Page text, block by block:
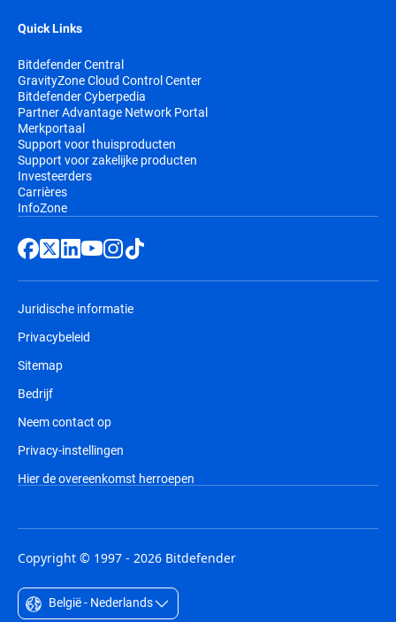
Quick Links
Bitdefender Central
GravityZone Cloud Control Center
Bitdefender Cyberpedia
Partner Advantage Network Portal
Merkportaal
Support voor thuisproducten
Support voor zakelijke producten
Investeerders
Carrières
InfoZone
Juridische informatie
Privacybeleid
Sitemap
Bedrijf
Neem contact op
Privacy-instellingen
Hier de overeenkomst herroepen
Copyright © 1997 - 2026 Bitdefender
België - Nederlands